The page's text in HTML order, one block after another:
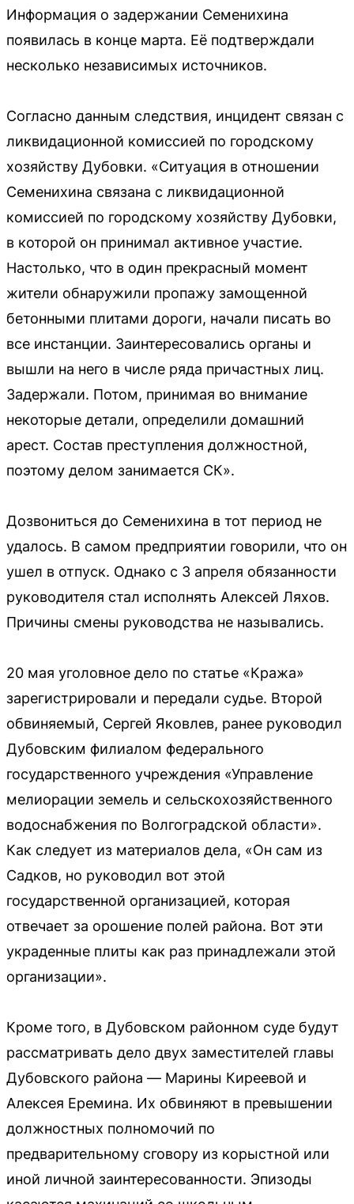
Информация о задержании Семенихина
появилась в конце марта. Её подтверждали
несколько независимых источников.
Согласно данным следствия, инцидент связан с
ликвидационной комиссией по городскому
хозяйству Дубовки. «Ситуация в отношении
Семенихина связана с ликвидационной
комиссией по городскому хозяйству Дубовки,
в которой он принимал активное участие.
Настолько, что в один прекрасный момент
жители обнаружили пропажу замощенной
бетонными плитами дороги, начали писать во
все инстанции. Заинтересовались органы и
вышли на него в числе ряда причастных лиц.
Задержали. Потом, принимая во внимание
некоторые детали, определили домашний
арест. Состав преступления должностной,
поэтому делом занимается СК».
Дозвониться до Семенихина в тот период не
удалось. В самом предприятии говорили, что он
ушел в отпуск. Однако с 3 апреля обязанности
руководителя стал исполнять Алексей Ляхов.
Причины смены руководства не назывались.
20 мая уголовное дело по статье «Кража»
зарегистрировали и передали судье. Второй
обвиняемый, Сергей Яковлев, ранее руководил
Дубовским филиалом федерального
государственного учреждения «Управление
мелиорации земель и сельскохозяйственного
водоснабжения по Волгоградской области».
Как следует из материалов дела, «Он сам из
Садков, но руководил вот этой
государственной организацией, которая
отвечает за орошение полей района. Вот эти
украденные плиты как раз принадлежали этой
организации».
Кроме того, в Дубовском районном суде будут
рассматривать дело двух заместителей главы
Дубовского района — Марины Киреевой и
Алексея Еремина. Их обвиняют в превышении
должностных полномочий по
предварительному сговору из корыстной или
иной личной заинтересованности. Эпизоды